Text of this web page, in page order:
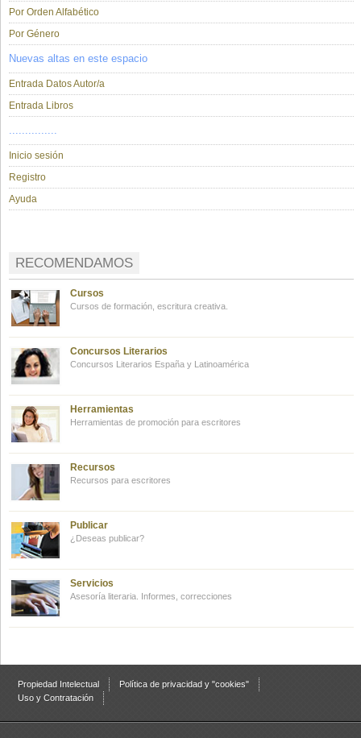
Por Orden Alfabético
Por Género
Nuevas altas en este espacio
Entrada Datos Autor/a
Entrada Libros
...............
Inicio sesión
Registro
Ayuda
RECOMENDAMOS
Cursos
Cursos de formación, escritura creativa.
Concursos Literarios
Concursos Literarios España y Latinoamérica
Herramientas
Herramientas de promoción para escritores
Recursos
Recursos para escritores
Publicar
¿Deseas publicar?
Servicios
Asesoría literaria. Informes, correcciones
Propiedad Intelectual
Política de privacidad y "cookies"
Uso y Contratación